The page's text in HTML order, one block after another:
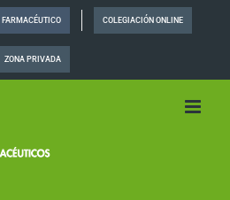
FARMACÉUTICO COLEGIACIÓN ONLINE
ZONA PRIVADA